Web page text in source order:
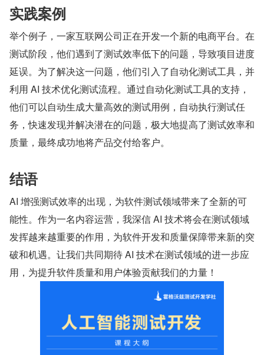
实践案例
举个例子，一家互联网公司正在开发一个新的电商平台。在
测试阶段，他们遇到了测试效率低下的问题，导致项目进度
延误。为了解决这一问题，他们引入了自动化测试工具，并
利用 AI 技术优化测试流程。通过自动化测试工具的支持，
他们可以自动生成大量高效的测试用例，自动执行测试任
务，快速发现并解决潜在的问题，极大地提高了测试效率和
质量，最终成功地将产品交付给客户。
结语
AI 增强测试效率的出现，为软件测试领域带来了全新的可
能性。作为一名内容运营，我深信 AI 技术将会在测试领域
发挥越来越重要的作用，为软件开发和质量保障带来新的突
破和机遇。让我们共同期待 AI 技术在测试领域的进一步应
用，为提升软件质量和用户体验贡献我们的力量！